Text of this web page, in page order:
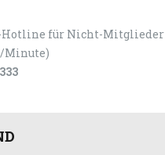
Hotline für Nicht-Mitglieder
Minute)